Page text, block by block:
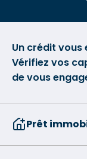
Un crédit
Vérifiez vos
de vous
Prêt